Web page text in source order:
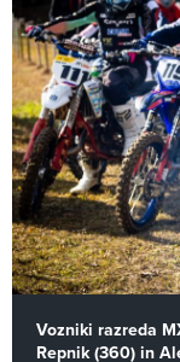
Vozniki razreda
Repnik (360) in